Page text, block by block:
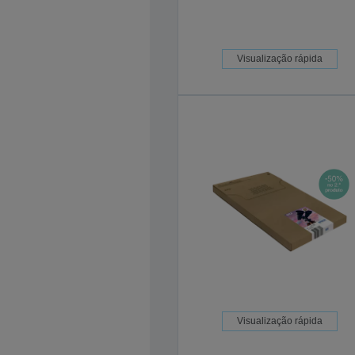
Visualização rápida
Visualização rápida